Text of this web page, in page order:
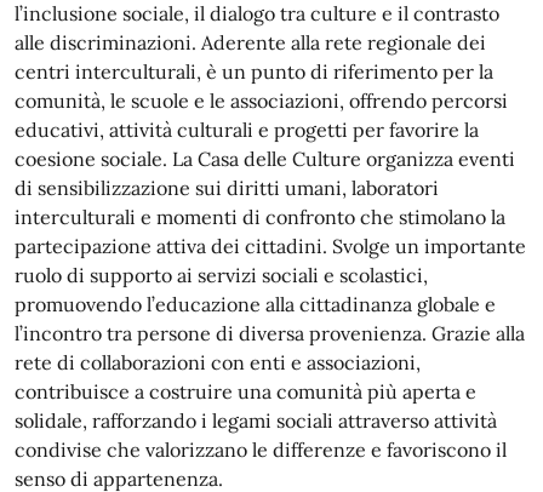
l’inclusione sociale, il dialogo tra culture e il contrasto
alle discriminazioni. Aderente alla rete regionale dei
centri interculturali, è un punto di riferimento per la
comunità, le scuole e le associazioni, offrendo percorsi
educativi, attività culturali e progetti per favorire la
coesione sociale. La Casa delle Culture organizza eventi
di sensibilizzazione sui diritti umani, laboratori
interculturali e momenti di confronto che stimolano la
partecipazione attiva dei cittadini. Svolge un importante
ruolo di supporto ai servizi sociali e scolastici,
promuovendo l’educazione alla cittadinanza globale e
l’incontro tra persone di diversa provenienza. Grazie alla
rete di collaborazioni con enti e associazioni,
contribuisce a costruire una comunità più aperta e
solidale, rafforzando i legami sociali attraverso attività
condivise che valorizzano le differenze e favoriscono il
senso di appartenenza.